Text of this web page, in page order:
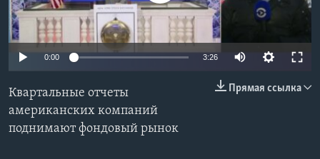
Learning English
СОЦИАЛЬНЫЕ СЕТИ
Языки
0:00 3:26
Прямая ссылка
Квартальные отчеты
американских компаний
поднимают фондовый рынок